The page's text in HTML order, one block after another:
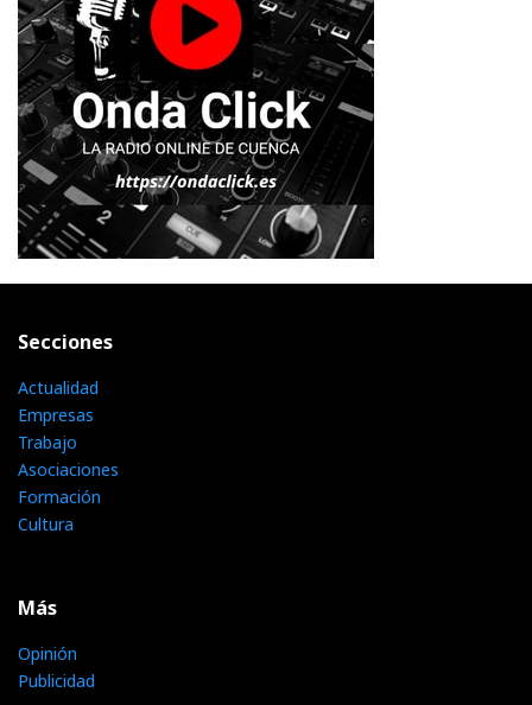
Secciones
Actualidad
Empresas
Trabajo
Asociaciones
Formación
Cultura
Más
Opinión
Publicidad